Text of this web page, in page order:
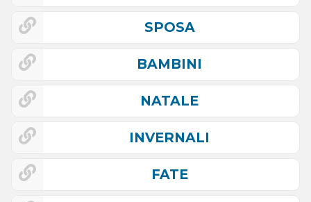
SPOSA
BAMBINI
NATALE
INVERNALI
FATE